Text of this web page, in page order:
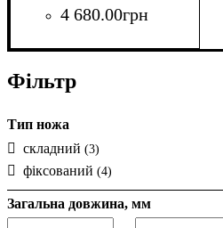
4 680.00грн
Фільтр
Тип ножа
складний (3)
фіксований (4)
Загальна довжина, мм